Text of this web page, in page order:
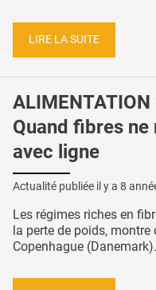
LIRE LA SUITE
ALIMENTATION
Quand fibres
avec ligne
Actualité publiée il y a 8
Les régimes riches en
la perte de poids, montre
Copenhague